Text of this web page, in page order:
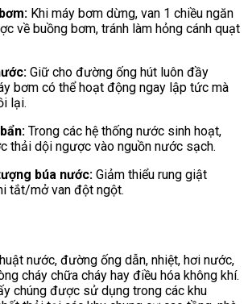
Khi máy bơm dừng, van 1 chiều ngăn
về buồng bơm, tránh làm hỏng cánh quạt
Giữ cho đường ống hút luôn đầy
bơm có thể hoạt động ngay lập tức mà
lại.
Trong các hệ thống nước sinh hoạt,
thải dội ngược vào nguồn nước sạch.
búa nước: Giảm thiểu rung giật
tắt/mở van đột ngột.
nước, đường ống dẫn, nhiệt, hơi nước,
cháy chữa cháy hay điều hóa không khí.
chúng được sử dụng trong các khu